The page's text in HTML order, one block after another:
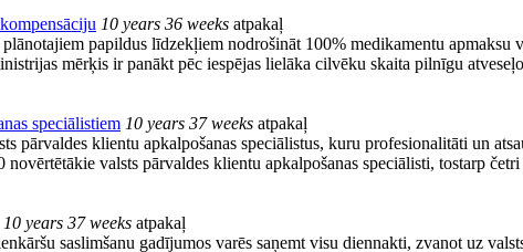
10 years 36 weeks atpakaļ
papildus līdzekļiem nodrošināt 100% medikamentu apmaksu
mērķis ir panākt pēc iespējas lielāka cilvēku skaita pilnīgu
speciālistiem 10 years 37 weeks atpakaļ
pārvaldes klientu apkalpošanas speciālistus, kuru profesionalitāti un
valsts pārvaldes klientu apkalpošanas speciālisti, tostarp
10 years 37 weeks atpakaļ
saslimšanu gadījumos varēs saņemt visu diennakti, zvanot uz